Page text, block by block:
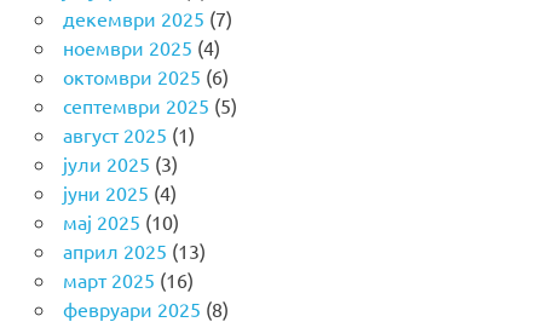
декември 2025 (7)
ноември 2025 (4)
октомври 2025 (6)
септември 2025 (5)
август 2025 (1)
јули 2025 (3)
јуни 2025 (4)
мај 2025 (10)
април 2025 (13)
март 2025 (16)
февруари 2025 (8)